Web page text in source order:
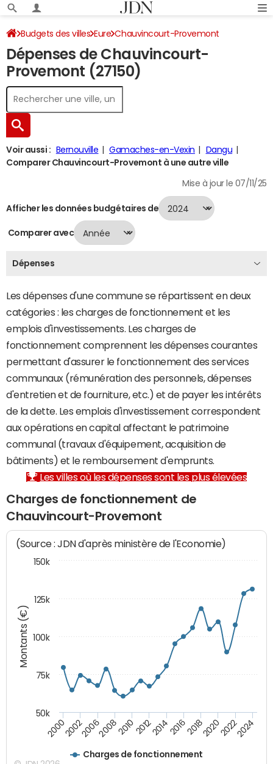
Budgets des villes Eure Chauvincourt-Provemont
Dépenses 2024
Dépenses de Chauvincourt-
Provemont (27150)
Voir aussi : Bernouville Gamaches-en-Vexin
Dangu
Comparer Chauvincourt-Provemont à une autre ville
Mise à jour le 07/11/25
Afficher les données budgétaires de
Comparer avec
Dépenses
Les dépenses d'une commune se répartissent en deux
catégories : les charges de fonctionnement et les
emplois d'investissements. Les charges de
fonctionnement comprennent les dépenses courantes
permettant d'assurer le fonctionnement des services
communaux (rémunération des personnels, dépenses
d'entretien et de fourniture, etc.) et de payer les intérêts
de la dette. Les emplois d'investissement correspondent
aux opérations en capital affectant le patrimoine
communal (travaux d'équipement, acquisition de
bâtiments) et le remboursement d'emprunts.
Les villes où les dépenses sont les plus élevées
Charges de fonctionnement de
Chauvincourt-Provemont
Montants (€)
(Source : JDN d'après ministère de l'Economie)
Charges de fonctionnement
200020022006200820102012201420162018202020222024
100k
50k
75k
125k
150k